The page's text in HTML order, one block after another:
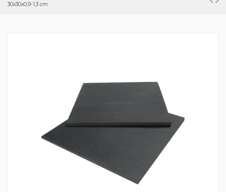
30x30x0,9-1,3 cm